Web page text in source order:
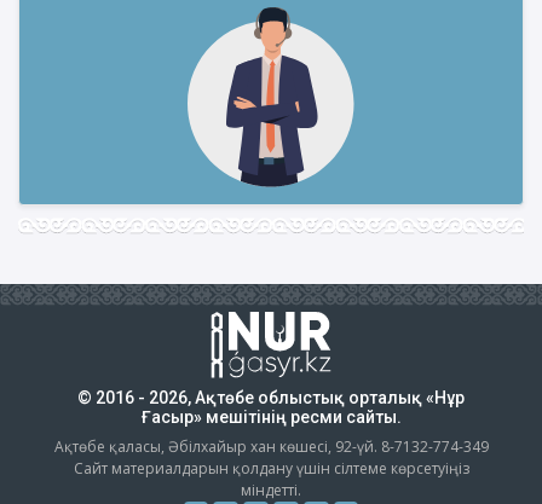
© 2016 - 2026, Ақтөбе облыстық орталық «Нұр
Ғасыр» мешітінің ресми сайты.
Ақтөбе қаласы, Әбілхайыр хан көшесі, 92-үй. 8-7132-774-349
Сайт материалдарын қолдану үшін сілтеме көрсетуіңіз
міндетті.